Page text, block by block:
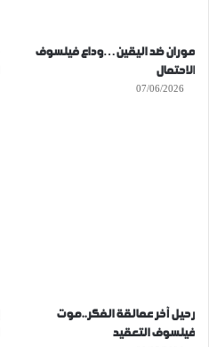
موران ضد اليقين…وداع فيلسوف
الاحتمال
07/06/2026
رحيل آخر عمالقة الفكر..موت
فيلسوف التعقيد